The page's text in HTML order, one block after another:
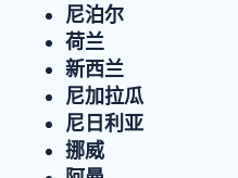
尼泊尔
荷兰
新西兰
尼加拉瓜
尼日利亚
挪威